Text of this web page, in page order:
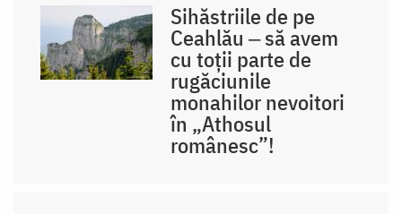
Sihăstriile de pe
Ceahlău ‒ să avem
cu toții parte de
rugăciunile
monahilor nevoitori
în „Athosul
românesc”!